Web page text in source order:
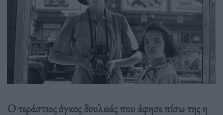
Ο τεράστιος όγκος δουλειάς που άφησε πίσω της η